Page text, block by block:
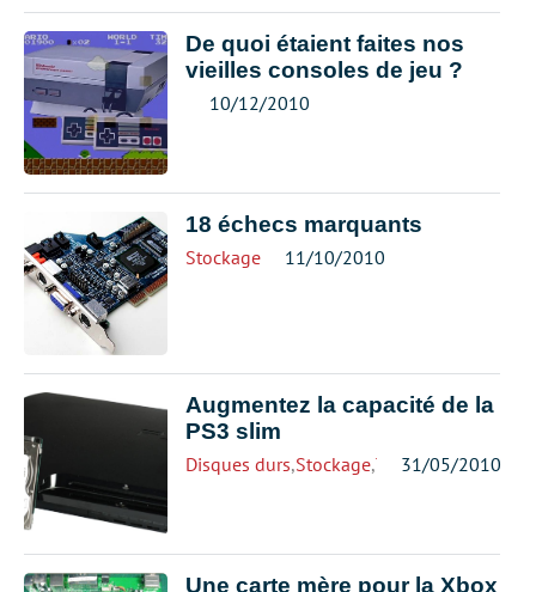
De quoi étaient faites nos
vieilles consoles de jeu ?
10/12/2010
18 échecs marquants
Stockage 11/10/2010
Augmentez la capacité de la
PS3 slim
Disques durs,Stockage,Toshiba
31/05/2010
Une carte mère pour la Xbox